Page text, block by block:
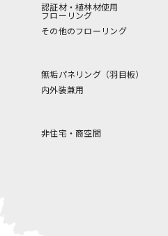
認証材・植林材使用
フローリング
その他のフローリング
無垢パネリング（羽目板）
内外装兼用
非住宅・商空間